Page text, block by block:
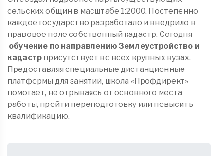
сельских общин в масштабе 1:2000. Постепенно
каждое государство разработало и внедрило в
правовое поле собственный кадастр. Сегодня
обучение по направлению Землеустройство и
кадастр присутствует во всех крупных вузах.
Предоставляя специальные дистанционные
платформы для занятий, школа «Профдирект»
помогает, не отрываясь от основного места
работы, пройти переподготовку или повысить
квалификацию.